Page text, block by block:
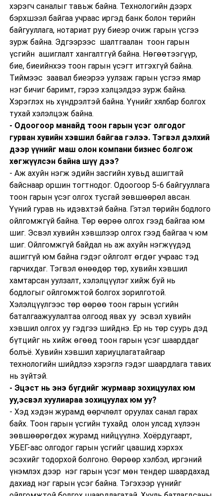
хэрэгч саналыг тавьж байна. Технологийн дээрх
бэрхшээл байгаа учраас иргэд банк болон төрийн
байгууллага, нотариат руу биеэр очиж гарын үсгээ
зурж байна. Эдгээрээс шалтгаалан тоон гарын
үсгийн ашиглалт хангалтгүй байна. Нөгөөтээгүүр,
бие, биеийнхээ тоон гарын үсэгт итгэхгүй байна.
Тиймээс заавал биеэрээ уулзаж гарын үсгээ ямар
нэг бичиг баримт, гэрээ хэлцэлдээ зурж байна.
Хэрэглэх нь хүндрэлтэй байна. Үүнийг хялбар болгох
тухай хэлэлцэж байна.
- Одоогоор манайд тоон гарын үсэг олгодог
гурван хувийн хэвшил байгаа гэлээ. Тэгвэл дэлхий
дээр үүнийг маш олон компани бизнес болгож
хөгжүүлсэн байна шүү дээ?
- Аж ахуйн нэгж эдийн засгийн хувьд ашигтай
байснаар оршин тогтнодог. Одоогоор 5-6 байгууллага
тоон гарын үсэг олгох тусгай зөвшөөрөл авсан.
Үүний гурав нь идэвхтэй байна. Гэтэл төрийн бодлого
ойлгомжгүй байна. Төр өөрөө олгох гээд байгаа юм
шиг. Эсвэл хувийн хэвшлээр олгох гээд байгаа ч юм
шиг. Ойлгомжгүй байдал нь аж ахуйн нэгжүүдэд
ашиггүй юм байна гэдэг ойлголт өгдөг учраас тэд
гарчихдаг. Тэгвэл өнөөдөр төр, хувийн хэвшил
хамтарсан уулзалт, хэлэлцүүлэг хийж буй нь
бодлогыг ойлгомжтой болгох зорилготой.
Хэлэлцүүлгээс төр өөрөө тоон гарын үсгийн
баталгаажуулалтаа олгоод явах уу эсвэл хувийн
хэвшил олгох уу гэдгээ шийднэ. Ер нь төр суурь дэд
бүтцийг нь хийж өгөөд тоон гарын үсэг шаарддаг
болъё. Хувийн хэвшил хариуцлагатайгаар
технологийн шийдлээ хэрэглэ гэдэг шаардлага тавих
нь зүйтэй.
- Эцэст нь энэ бүгдийг журмаар зохицуулах юм
уу,эсвэл хуулиараа зохицуулах юм уу?
- Хэд хэдэн журамд өөрчлөлт оруулах санал гарах
байх. Тоон гарын үсгийн тухайд олон улсад хүлээн
зөвшөөрөгдөх журамд нийцүүлнэ. Хоёрдугаарт,
УБЕГ-аас олгодог гарын үсгийг цаашид хэрхэх
эсэхийг тодорхой болгоно. Өөрөөр хэлбэл, иргэний
үнэмлэх дээр нэг гарын үсэг мөн тендер шаардахад
дахиад нэг гарын үсэг байна. Тэгэхээр үүнийг